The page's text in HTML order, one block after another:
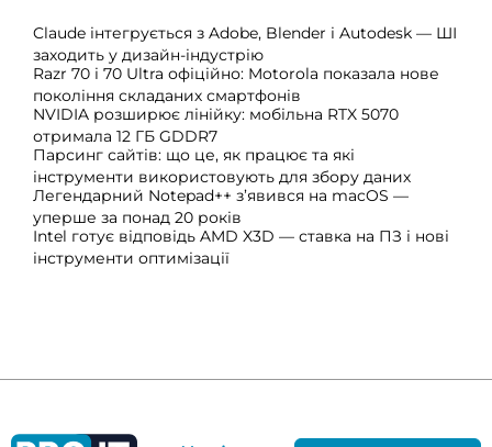
Claude інтегрується з Adobe, Blender і Autodesk — ШІ
заходить у дизайн-індустрію
Razr 70 і 70 Ultra офіційно: Motorola показала нове
покоління складаних смартфонів
NVIDIA розширює лінійку: мобільна RTX 5070
отримала 12 ГБ GDDR7
Парсинг сайтів: що це, як працює та які
інструменти використовують для збору даних
Легендарний Notepad++ з’явився на macOS —
уперше за понад 20 років
Intel готує відповідь AMD X3D — ставка на ПЗ і нові
інструменти оптимізації